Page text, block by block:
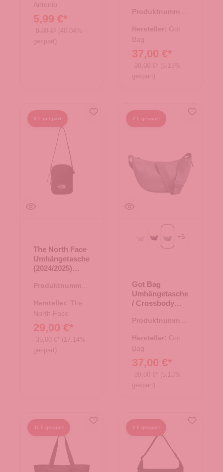
Antonio
5,99 €*
9,99 €* (40.04%
gespart)
monochrome
Produktnummer:
Hersteller: Got
Bag
37,00 €*
39,00 €* (5.13%
gespart)
6 € gespart
The North Face
Umhängetasche
(2024/2025)
Crossbody TNF
Produktnummer:
Hersteller: The
North Face
29,00 €*
35,00 €* (17.14%
gespart)
2 € gespart
Beach Foam
MONOCHROME deep
monochrome marlin
+5
Got Bag
Umhängetasche
/ Crossbody
monochrome
Produktnummer:
Hersteller: Got
Bag
37,00 €*
39,00 €* (5.13%
gespart)
11 € gespart 2 € gespart